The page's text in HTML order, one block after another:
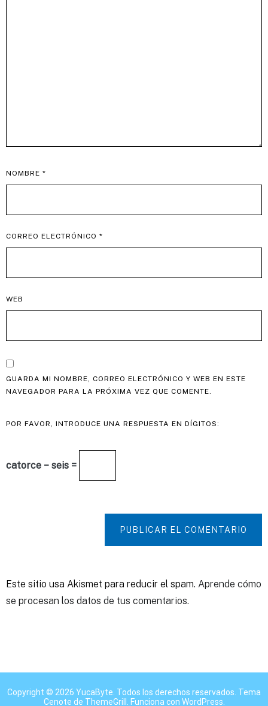
NOMBRE *
CORREO ELECTRÓNICO *
WEB
GUARDA MI NOMBRE, CORREO ELECTRÓNICO Y WEB EN ESTE
NAVEGADOR PARA LA PRÓXIMA VEZ QUE COMENTE.
POR FAVOR, INTRODUCE UNA RESPUESTA EN DÍGITOS:
catorce − seis =
PUBLICAR EL COMENTARIO
Este sitio usa Akismet para reducir el spam. Aprende cómo
se procesan los datos de tus comentarios.
Copyright © 2026 YucaByte . Todos los derechos reservados. Tema
Cenote de ThemeGrill. Funciona con WordPress